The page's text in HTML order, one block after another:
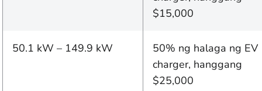
$15,000
50.1 kW – 149.9 kW
50% ng halaga ng EV
charger, hanggang
$25,000